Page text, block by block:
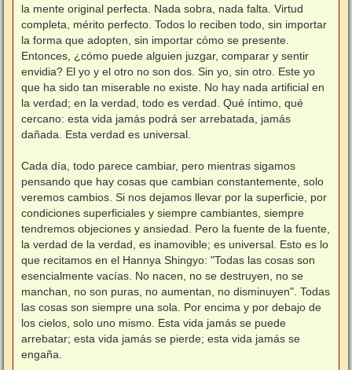
la mente original perfecta. Nada sobra, nada falta. Virtud
completa, mérito perfecto. Todos lo reciben todo, sin importar
la forma que adopten, sin importar cómo se presente.
Entonces, ¿cómo puede alguien juzgar, comparar y sentir
envidia? El yo y el otro no son dos. Sin yo, sin otro. Este yo
que ha sido tan miserable no existe. No hay nada artificial en
la verdad; en la verdad, todo es verdad. Qué íntimo, qué
cercano: esta vida jamás podrá ser arrebatada, jamás
dañada. Esta verdad es universal.
Cada día, todo parece cambiar, pero mientras sigamos
pensando que hay cosas que cambian constantemente, solo
veremos cambios. Si nos dejamos llevar por la superficie, por
condiciones superficiales y siempre cambiantes, siempre
tendremos objeciones y ansiedad. Pero la fuente de la fuente,
la verdad de la verdad, es inamovible; es universal. Esto es lo
que recitamos en el Hannya Shingyo: "Todas las cosas son
esencialmente vacías. No nacen, no se destruyen, no se
manchan, no son puras, no aumentan, no disminuyen". Todas
las cosas son siempre una sola. Por encima y por debajo de
los cielos, solo uno mismo. Esta vida jamás se puede
arrebatar; esta vida jamás se pierde; esta vida jamás se
engaña.